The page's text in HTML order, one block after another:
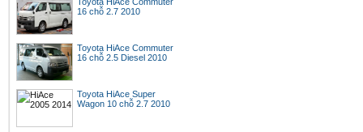
16 chỗ 2.7 2010
Toyota HiAce Commuter
16 chỗ 2.5 Diesel 2010
Toyota HiAce Super
Wagon 10 chỗ 2.7 2010